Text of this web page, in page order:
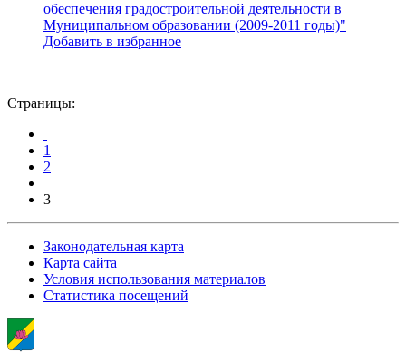
обеспечения градостроительной деятельности в
Муниципальном образовании (2009-2011 годы)"
Добавить в избранное
Страницы:
1
2
3
Законодательная карта
Карта сайта
Условия использования материалов
Статистика посещений